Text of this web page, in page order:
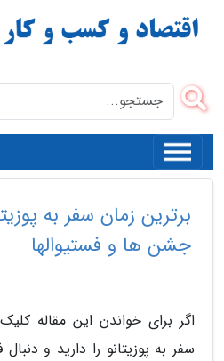
برترین زمان سفر به
جشن ها و فستیوالها
اگر برای خواندن این مقاله
سفر به پوزیتانو را دارید و